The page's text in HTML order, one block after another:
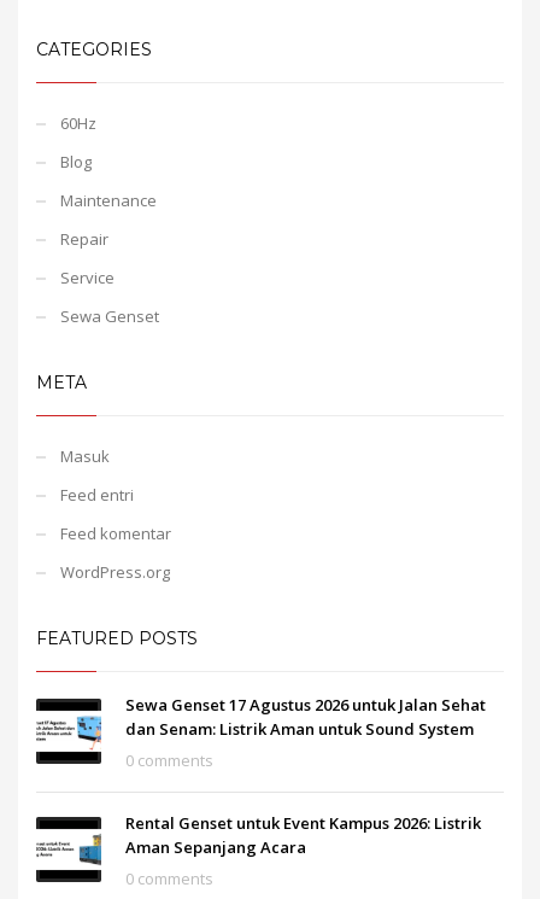
CATEGORIES
60Hz
Blog
Maintenance
Repair
Service
Sewa Genset
META
Masuk
Feed entri
Feed komentar
WordPress.org
FEATURED POSTS
Sewa Genset 17 Agustus 2026 untuk Jalan Sehat
dan Senam: Listrik Aman untuk Sound System
0 comments
Rental Genset untuk Event Kampus 2026: Listrik
Aman Sepanjang Acara
0 comments